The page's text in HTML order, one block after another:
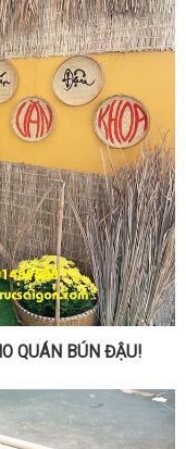
QUÁN BÚN ĐẬU!